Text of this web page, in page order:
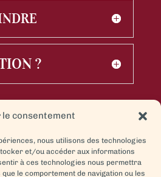
le consentement
nous utilisons des technologies
et/ou accéder aux informations
à ces technologies nous permettra
le comportement de navigation ou les
?